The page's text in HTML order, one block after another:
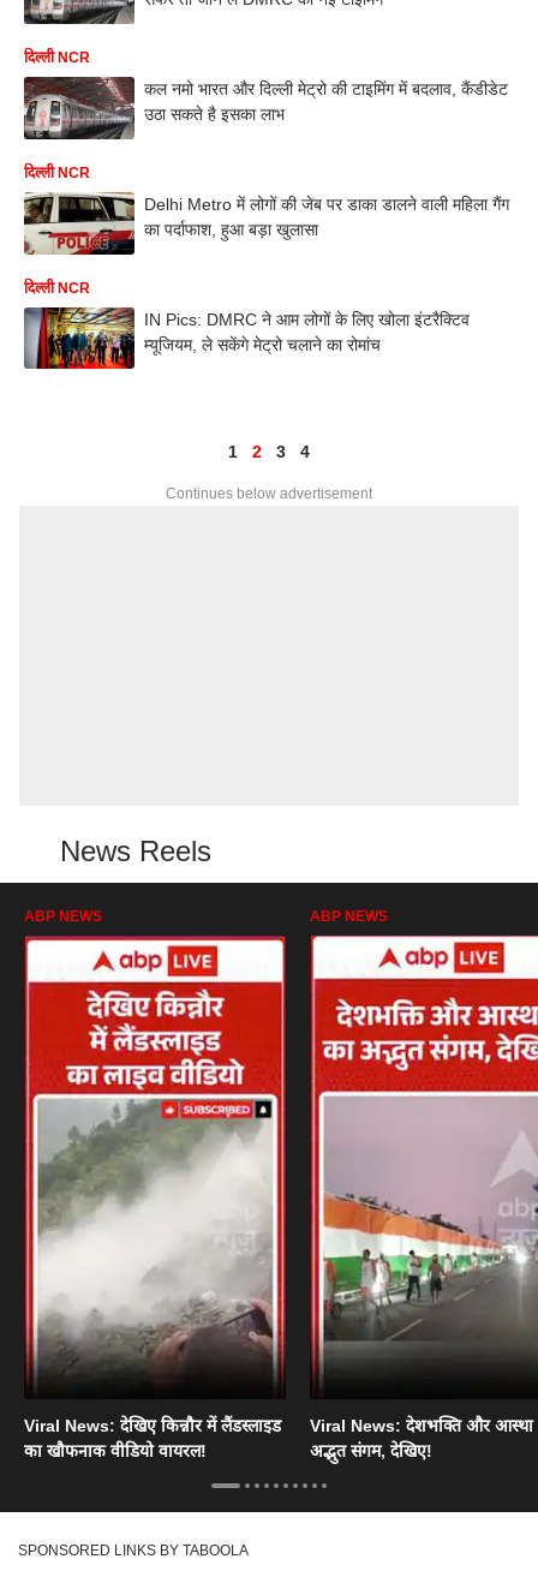
दिल्ली NCR
कल नमो भारत और दिल्ली मेट्रो की टाइमिंग में बदलाव, कैंडीडेट
उठा सकते है इसका लाभ
दिल्ली NCR
Delhi Metro में लोगों की जेब पर डाका डालने वाली महिला गैंग
का पर्दाफाश, हुआ बड़ा खुलासा
दिल्ली NCR
IN Pics: DMRC ने आम लोगों के लिए खोला इंटरैक्टिव
म्यूजियम, ले सकेंगे मेट्रो चलाने का रोमांच
1 2 3 4
Continues below advertisement
News Reels
ABP NEWS
Viral News: देखिए किन्नौर में लैंडस्लाइड
का खौफनाक वीडियो वायरल!
ABP NEWS
Viral News: देशभक्ति और आस्था
अद्भुत संगम, देखिए!
SPONSORED LINKS BY TABOOLA